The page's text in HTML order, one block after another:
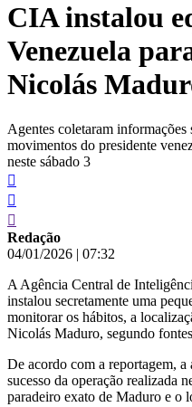
conteúdo
CIA instalou
Venezuela
Nicolás
Agentes coletaram
movimentos do presidente
neste sábado 3
Redação
04/01/2026 | 07:32
A Agência Central de
instalou secretamente uma
monitorar os hábitos, a
Nicolás Maduro, segundo
De acordo com a reportagem,
sucesso da operação realizada
paradeiro exato de Maduro e o